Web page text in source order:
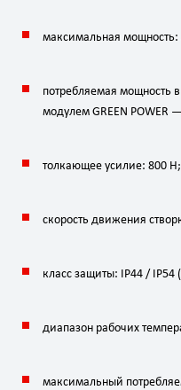
максимальная мощность:
потребляемая мощность в
модулем GREEN POWER —
толкающее усилие: 800 Н;
скорость движения
класс защиты: IP44 / IP54
диапазон рабочих
максимальный